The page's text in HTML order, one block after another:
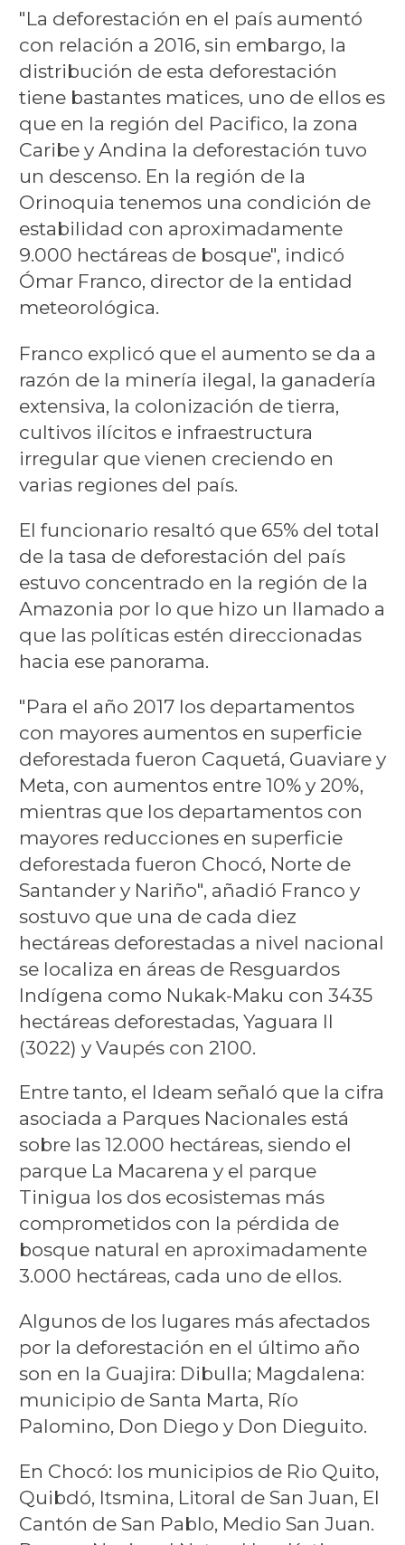
"La deforestación en el país aumentó
con relación a 2016, sin embargo, la
distribución de esta deforestación
tiene bastantes matices, uno de ellos es
que en la región del Pacifico, la zona
Caribe y Andina la deforestación tuvo
un descenso. En la región de la
Orinoquia tenemos una condición de
estabilidad con aproximadamente
9.000 hectáreas de bosque", indicó
Ómar Franco, director de la entidad
meteorológica.
Franco explicó que el aumento se da a
razón de la minería ilegal, la ganadería
extensiva, la colonización de tierra,
cultivos ilícitos e infraestructura
irregular que vienen creciendo en
varias regiones del país.
El funcionario resaltó que 65% del total
de la tasa de deforestación del país
estuvo concentrado en la región de la
Amazonia por lo que hizo un llamado a
que las políticas estén direccionadas
hacia ese panorama.
"Para el año 2017 los departamentos
con mayores aumentos en superficie
deforestada fueron Caquetá, Guaviare y
Meta, con aumentos entre 10% y 20%,
mientras que los departamentos con
mayores reducciones en superficie
deforestada fueron Chocó, Norte de
Santander y Nariño", añadió Franco y
sostuvo que una de cada diez
hectáreas deforestadas a nivel nacional
se localiza en áreas de Resguardos
Indígena como Nukak-Maku con 3435
hectáreas deforestadas, Yaguara II
(3022) y Vaupés con 2100.
Entre tanto, el Ideam señaló que la cifra
asociada a Parques Nacionales está
sobre las 12.000 hectáreas, siendo el
parque La Macarena y el parque
Tinigua los dos ecosistemas más
comprometidos con la pérdida de
bosque natural en aproximadamente
3.000 hectáreas, cada uno de ellos.
Algunos de los lugares más afectados
por la deforestación en el último año
son en la Guajira: Dibulla; Magdalena:
municipio de Santa Marta, Río
Palomino, Don Diego y Don Dieguito.
En Chocó: los municipios de Rio Quito,
Quibdó, Itsmina, Litoral de San Juan, El
Cantón de San Pablo, Medio San Juan.